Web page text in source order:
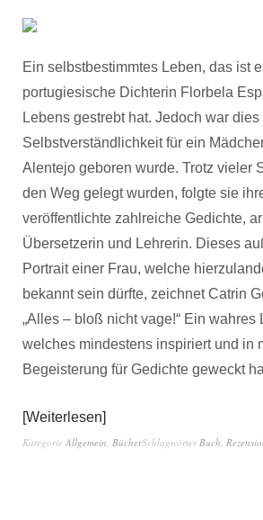
Ein selbstbestimmtes Leben, das ist
portugiesische Dichterin Florbela
Lebens gestrebt hat. Jedoch war
Selbstverständlichkeit für ein
Alentejo geboren wurde. Trotz vieler
den Weg gelegt wurden, folgte sie
veröffentlichte zahlreiche Gedichte,
Übersetzerin und Lehrerin. Dieses
Portrait einer Frau, welche
bekannt sein dürfte, zeichnet Catrin
„Alles – bloß nicht vage!“ Ein wahres
welches mindestens inspiriert und in
Begeisterung für Gedichte geweckt
Weiterlesen
Kategorie Allgemein, BücherSchlagwörterBuch,